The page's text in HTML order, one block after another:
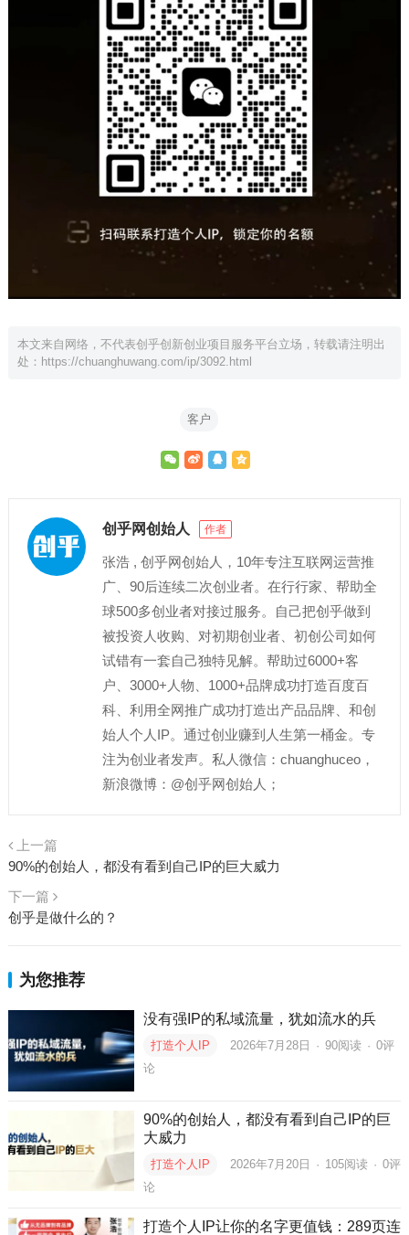
本文来自网络，不代表创乎创新创业项目服务平台立场，转载请注明出
处： https://chuanghuwang.com/ip/3092.html
客户
创乎网创始人 作者
张浩 , 创乎网创始人，10年专注互联网运营推
广、90后连续二次创业者。在行行家、帮助全
球500多创业者对接过服务。自己把创乎做到
被投资人收购、对初期创业者、初创公司如何
试错有一套自己独特见解。帮助过6000+客
户、3000+人物、1000+品牌成功打造百度百
科、利用全网推广成功打造出产品品牌、和创
始人个人IP。通过创业赚到人生第一桶金。专
注为创业者发声。私人微信：chuanghuceo，
新浪微博：@创乎网创始人；
上一篇
90%的创始人，都没有看到自己IP的巨大威力
下一篇
创乎是做什么的？
为您推荐
没有强IP的私域流量，犹如流水的兵
打造个人IP 2026年7月28日 · 90阅读 · 0评
论
90%的创始人，都没有看到自己IP的巨
大威力
打造个人IP 2026年7月20日 · 105阅读 · 0评
论
打造个人IP让你的名字更值钱：289页连